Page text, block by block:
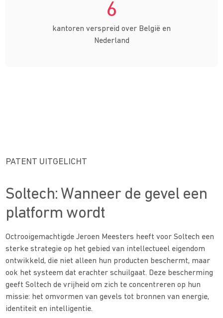
6
kantoren verspreid over België en
Nederland
PATENT UITGELICHT
Soltech: Wanneer de gevel een
platform wordt
Octrooigemachtigde Jeroen Meesters heeft voor Soltech een
sterke strategie op het gebied van intellectueel eigendom
ontwikkeld, die niet alleen hun producten beschermt, maar
ook het systeem dat erachter schuilgaat. Deze bescherming
geeft Soltech de vrijheid om zich te concentreren op hun
missie: het omvormen van gevels tot bronnen van energie,
identiteit en intelligentie.